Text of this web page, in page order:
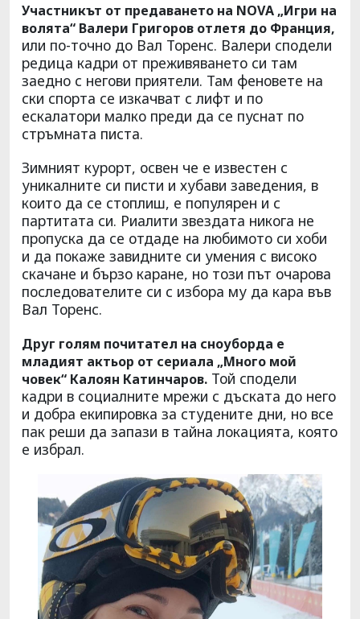
Участникът от предаването на NOVА „Игри на
волята“ Валери Григоров отлетя до Франция,
или по-точно до Вал Торенс. Валери сподели
редица кадри от преживяването си там
заедно с негови приятели. Там феновете на
ски спорта се изкачват с лифт и по
ескалатори малко преди да се пуснат по
стръмната писта.
Зимният курорт, освен че е известен с
уникалните си писти и хубави заведения, в
които да се стоплиш, е популярен и с
партитата си. Риалити звездата никога не
пропуска да се отдаде на любимото си хоби
и да покаже завидните си умения с високо
скачане и бързо каране, но този път очарова
последователите си с избора му да кара във
Вал Торенс.
Друг голям почитател на сноуборда е
младият актьор от сериала „Много мой
човек“ Калоян Катинчаров. Той сподели
кадри в социалните мрежи с дъската до него
и добра екипировка за студените дни, но все
пак реши да запази в тайна локацията, която
е избрал.